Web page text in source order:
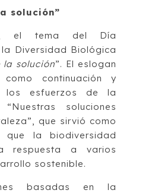
solución”
el tema del Día
Diversidad Biológica
la solución”. El eslogan
continuación y
los esfuerzos de la
soluciones
que sirvió como
que la biodiversidad
respuesta a varios
sostenible.
basadas en la